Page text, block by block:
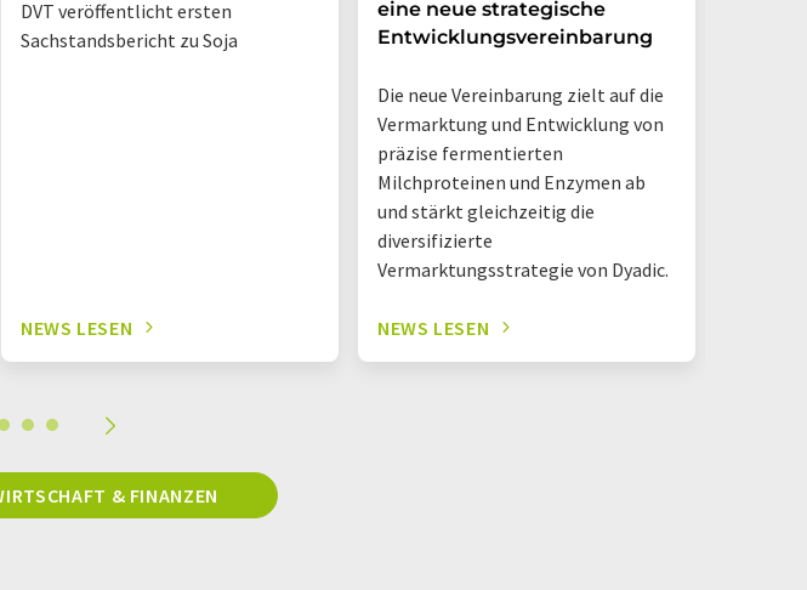
DVT veröffentlicht ersten
Sachstandsbericht zu Soja
NEWS LESEN
eine neue strategische
Entwicklungsvereinbarung
Die neue Vereinbarung zielt auf die
Vermarktung und Entwicklung von
präzise fermentierten
Milchproteinen und Enzymen ab
und stärkt gleichzeitig die
diversifizierte
Vermarktungsstrategie von Dyadic.
NEWS LESEN
& FINANZEN